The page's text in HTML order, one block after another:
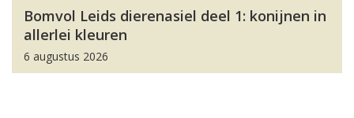
Bomvol Leids dierenasiel deel 1: konijnen in
allerlei kleuren
6 augustus 2026